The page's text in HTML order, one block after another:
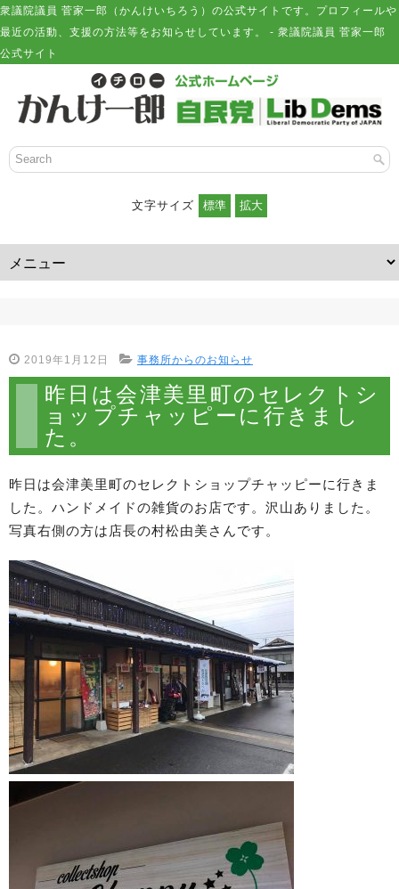
衆議院議員 菅家一郎（かんけいちろう）の公式サイトです。プロフィールや
最近の活動、支援の方法等をお知らせしています。 - 衆議院議員 菅家一郎
公式サイト
文字サイズ
2019年1月12日 事務所からのお知らせ
昨日は会津美里町のセレクトシ
ョップチャッピーに行きまし
た。
昨日は会津美里町のセレクトショップチャッピーに行きま
した。ハンドメイドの雑貨のお店です。沢山ありました。
写真右側の方は店長の村松由美さんです。